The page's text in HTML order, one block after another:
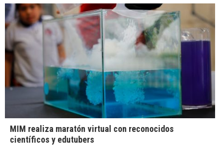
MIM realiza maratón virtual con reconocidos
científicos y edutubers